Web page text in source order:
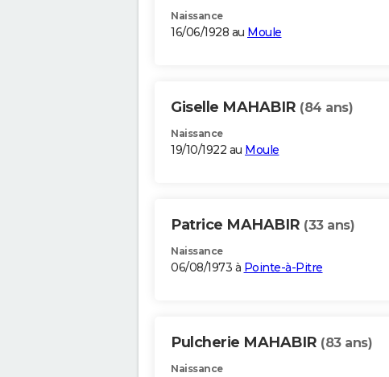
Naissance
16/06/1928 au Moule
Giselle MAHABIR (84 ans)
Naissance
19/10/1922 au Moule
Patrice MAHABIR (33 ans)
Naissance
06/08/1973 à Pointe-à-Pitre
Pulcherie MAHABIR (83 ans)
Naissance